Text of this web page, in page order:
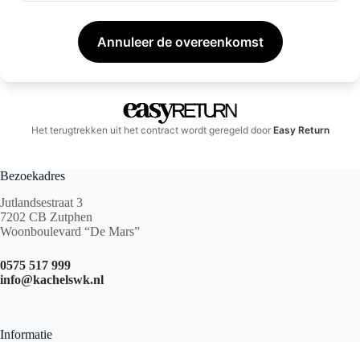
Bezoekadres
Jutlandsestraat 3
7202 CB Zutphen
Woonboulevard “De Mars”
0575 517 999
info@kachelswk.nl
Informatie